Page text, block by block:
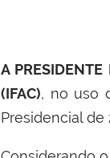
A
(IFAC), no uso
Presidencial de